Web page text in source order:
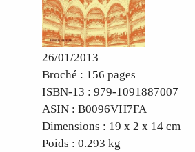
26/01/2013
Broché : 156 pages
ISBN-13 : 979-1091887007
ASIN : B0096VH7FA
Dimensions : 19 x 2 x 14 cm
Poids : 0.293 kg